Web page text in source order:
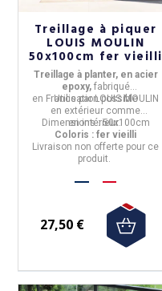
Treillage à piquer
LOUIS MOULIN
50x100cm fer vieilli
Treillage à planter, en acier
epoxy, fabriqué
en FranceparLOUIS MOULIN
Utilisation possible
en extérieur comme
enintérieur.
Dimensions :50x100cm
Coloris : fer vieilli
Livraison non offerte pour ce
produit.
27,50 €